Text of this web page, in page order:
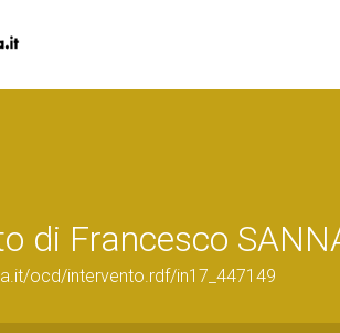
di Francesco
ocd/intervento.rdf/in17_447149